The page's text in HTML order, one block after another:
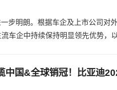
步明朗。根据车企及上市公司对
车企中持续保持明显领先优势，
中国&全球销冠！比亚迪